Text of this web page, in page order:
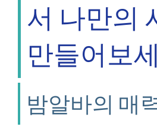
서 나만의
만들어보
밤알바의 매